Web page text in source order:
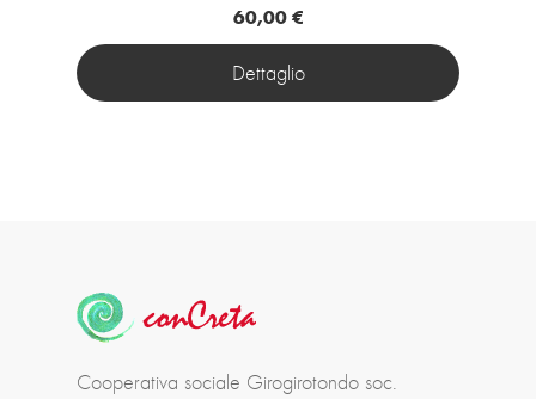
60,00 €
Dettaglio
Cooperativa sociale Girogirotondo soc.